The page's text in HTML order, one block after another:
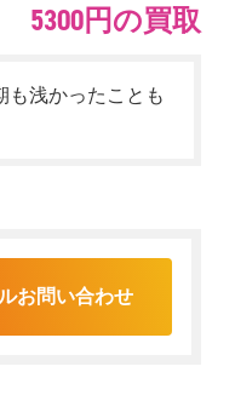
5300円の買取
も浅かったことも
お問い合わせ